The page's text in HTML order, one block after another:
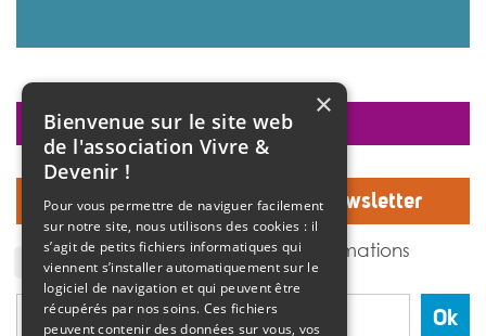
Inscrivez-vous à notre Newsletter
J'accepte de recevoir des informations
de l'association Vivre et devenir.
Ok
faire un don
×
Bienvenue sur le site web
de l'association Vivre &
Devenir !
Pour vous permettre de naviguer facilement
sur notre site, nous utilisons des cookies : il
s’agit de petits fichiers informatiques qui
viennent s’installer automatiquement sur le
logiciel de navigation et qui peuvent être
récupérés par nos soins. Ces fichiers
peuvent contenir des données sur vous, vos